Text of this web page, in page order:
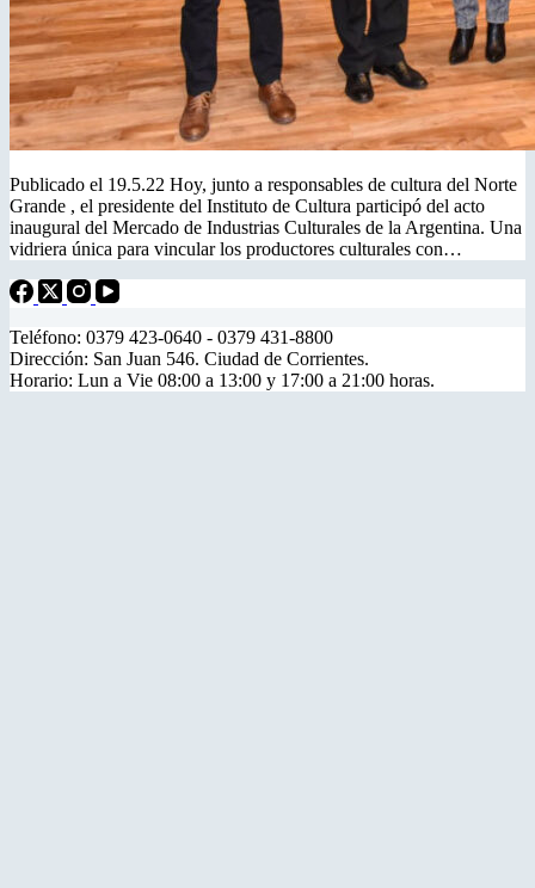
Publicado el 19.5.22 Hoy, junto a responsables de cultura del Norte
Grande , el presidente del Instituto de Cultura participó del acto
inaugural del Mercado de Industrias Culturales de la Argentina. Una
vidriera única para vincular los productores culturales con…
Teléfono: 0379 423-0640 - 0379 431-8800
Dirección: San Juan 546. Ciudad de Corrientes.
Horario: Lun a Vie 08:00 a 13:00 y 17:00 a 21:00 horas.